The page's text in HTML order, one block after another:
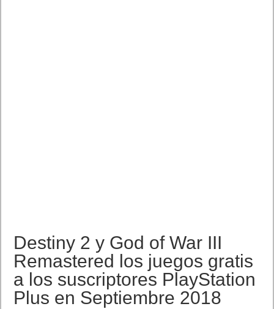
Destiny 2 y God of War III
Remastered los juegos gratis
a los suscriptores PlayStation
Plus en Septiembre 2018